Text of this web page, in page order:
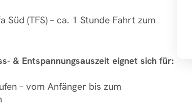
Süd (TFS) – ca. 1 Stunde Fahrt zum
& Entspannungsauszeit eignet sich für:
– vom Anfänger bis zum